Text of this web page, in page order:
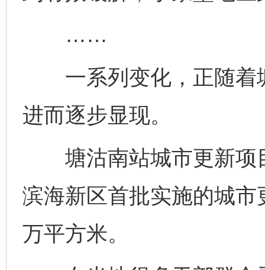
……
一系列变化，正随着
进而逐步显现。
塘沽南站城市更新项
滨海新区首批实施的城
万平方米。